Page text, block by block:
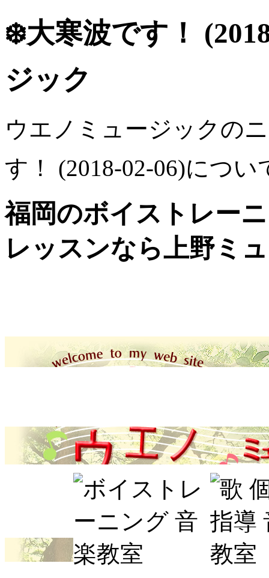
❄️大寒波です！
ジック
ウエノミュージックの
す！ (2018-02-06)につい
福岡のボイストレー
レッスンなら上野ミ